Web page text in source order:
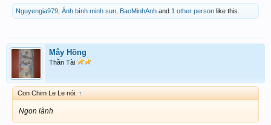
Nguyengia979 Ánh bình minh sun BaoMinhAnh and 1 other person like this.
Mây Hồng
Thần Tài
Con Chim Le Le nói: ↑
Ngon lành